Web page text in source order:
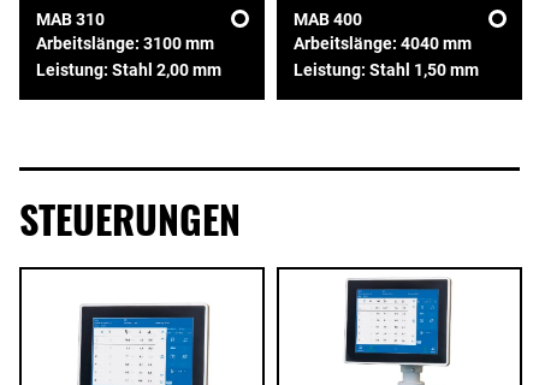
MAB 310
Arbeitslänge: 3100 mm
Leistung: Stahl 2,00 mm
MAB 400
Arbeitslänge: 4040 mm
Leistung: Stahl 1,50 mm
STEUERUNGEN